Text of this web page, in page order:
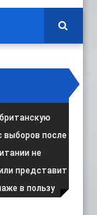
после
не
представит
в пользу